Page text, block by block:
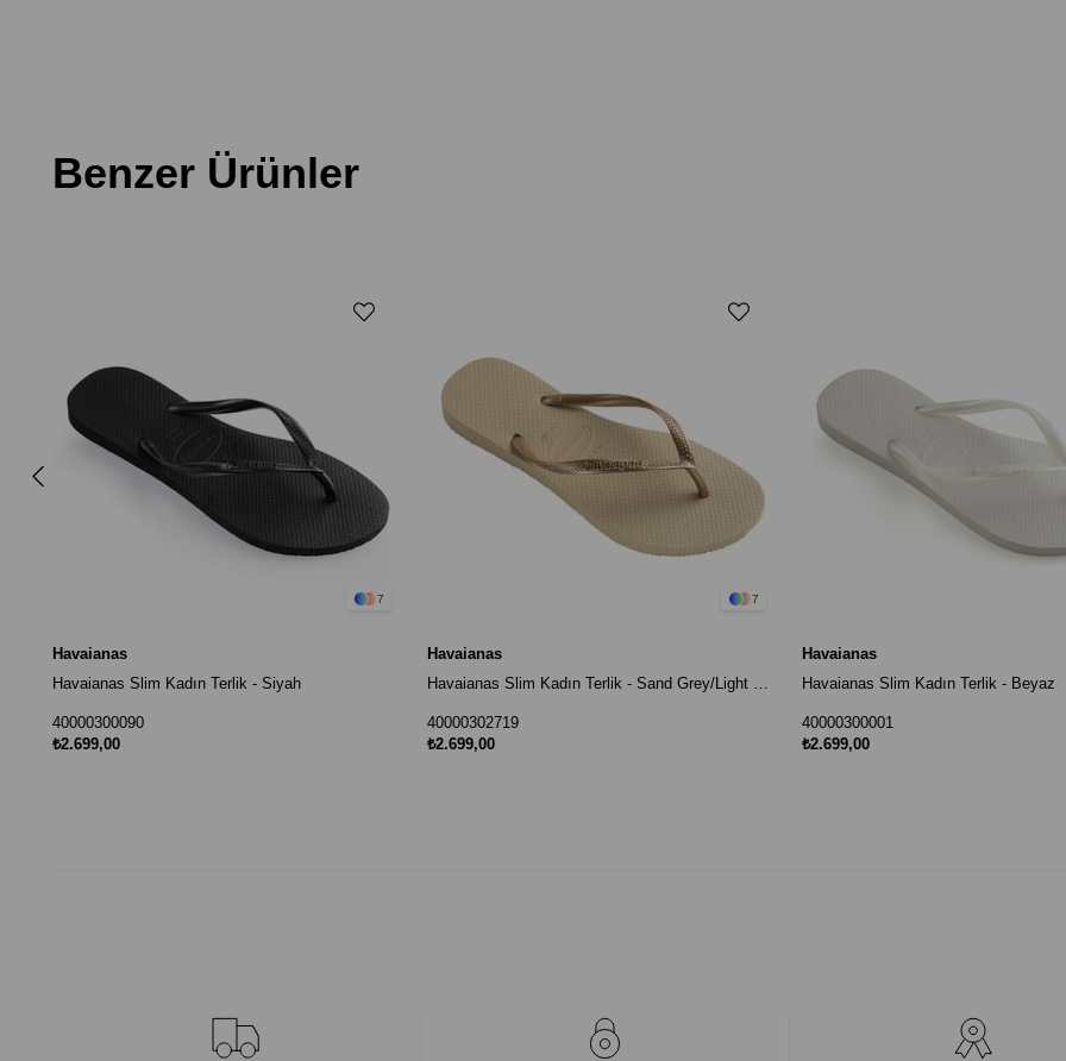
Benzer Ürünler
7
Havaianas
Havaianas Slim Kadın Terlik - Siyah
40000300090
₺2.699,00
7
Havaianas
Havaianas Slim Kadın Terlik - Sand Grey/Light Golden
40000302719
₺2.699,00
Havaianas
Havaianas Slim Kadın Terlik - Beyaz
40000300001
₺2.699,00